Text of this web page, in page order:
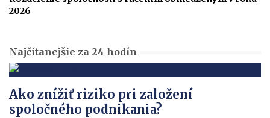
2026
Najčítanejšie za 24 hodín
Ako znížiť riziko pri založení
spoločného podnikania?